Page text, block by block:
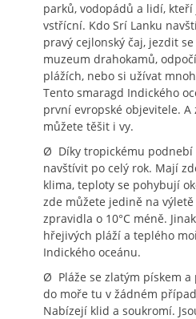
parků, vodopádů a lidí,
vstřícní. Kdo Srí Lanku
pravý cejlonský čaj, jezdit
muzeum drahokamů,
plážích, nebo si užívat
Tento smaragd Indického
první evropské objevitele. A
můžete těšit i vy.
Ø Díky tropickému podnebí
navštívit po celý rok. Mají
klima, teploty se pohybují
zde můžete jedině na
zpravidla o 10°C méně.
hřejivých pláží a teplého
Indického oceánu.
Ø Pláže se zlatým pískem a
do moře tu v žádném
Nabízejí klid a soukromí.